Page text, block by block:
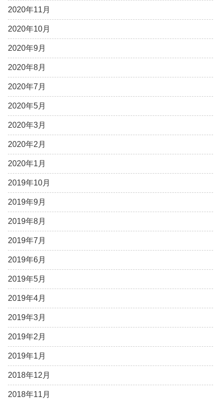
2020年11月
2020年10月
2020年9月
2020年8月
2020年7月
2020年5月
2020年3月
2020年2月
2020年1月
2019年10月
2019年9月
2019年8月
2019年7月
2019年6月
2019年5月
2019年4月
2019年3月
2019年2月
2019年1月
2018年12月
2018年11月